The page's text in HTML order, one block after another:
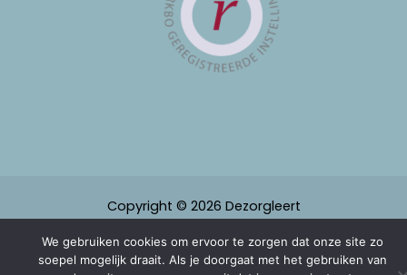
Copyright © 2026 Dezorgleert
Powered by Dezorgleert
We gebruiken cookies om ervoor te zorgen dat onze site zo
soepel mogelijk draait. Als je doorgaat met het gebruiken van